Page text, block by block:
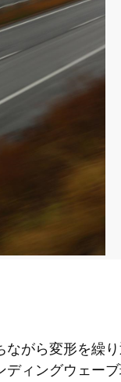
がら変形を繰
ィングウェー